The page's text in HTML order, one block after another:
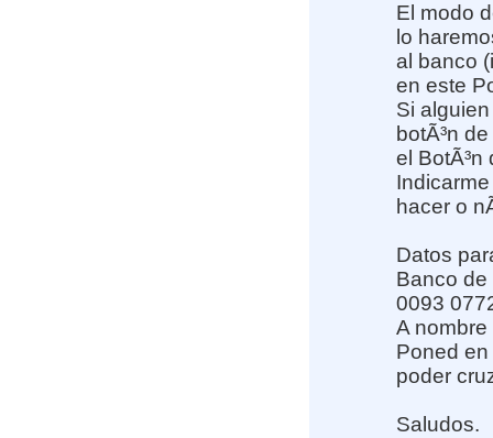
El modo
lo
al banco
en este
Si
botÃ³n
el BotÃ³n
hacer o
Datos
Banco de
0093
A
Poned
poder
Saludos.